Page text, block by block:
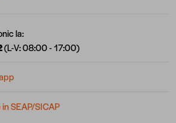
la:
(L-V: 08:00 - 17:00)
SEAP/SICAP